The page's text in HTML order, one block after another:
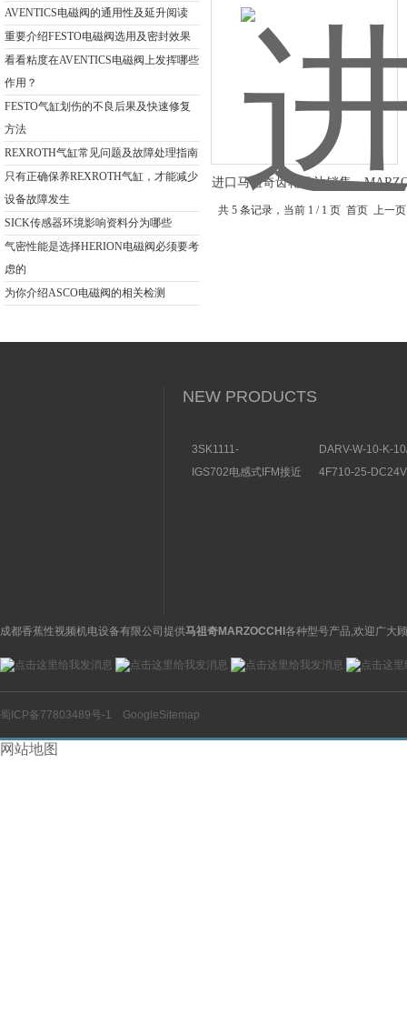
AVENTICS电磁阀的通用性及延升阅读
重要介绍FESTO电磁阀选用及密封效果
看看粘度在AVENTICS电磁阀上发挥哪些
作用？
FESTO气缸划伤的不良后果及快速修复
方法
REXROTH气缸常见问题及故障处理指南
只有正确保养REXROTH气缸，才能减少
设备故障发生
SICK传感器环境影响资料分为哪些
气密性能是选择HERION电磁阀必须要考
虑的
为你介绍ASCO电磁阀的相关检测
进口马祖奇齿轮马达销售，
共 5 条记录，当前 1 / 1 页 首页 上
NEW PRODUCTS
3SK1111-
关特点及功能
DARV-W-10-K-
构分析
IGS702电感式IFM接近
4F710-25-
成都香蕉性视频机电设备有限公司提供马祖奇MARZOCCHI 各种型号产品,欢迎广大
蜀ICP备77803489号-1 GoogleSitemap
网站地图